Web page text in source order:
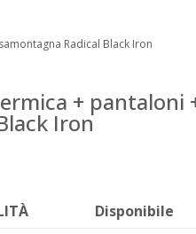
Radical Black Iron
+ pantaloni
Iron
Disponibile